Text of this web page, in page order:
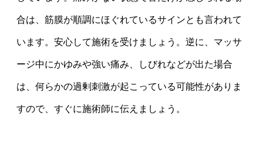
合は、筋膜が順調にほぐれているサインとも言われて
います。安心して施術を受けましょう。逆に、マッサ
ージ中にかゆみや強い痛み、しびれなどが出た場合
は、何らかの過剰刺激が起こっている可能性がありま
すので、すぐに施術師に伝えましょう。